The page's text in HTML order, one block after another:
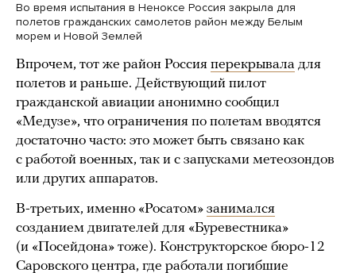
Во время испытания в Неноксе Россия закрыла для
полетов гражданских самолетов район между Белым
морем и Новой Землей
Впрочем, тот же район Россия перекрывала для
полетов и раньше. Действующий пилот
гражданской авиации анонимно сообщил
«Медузе», что ограничения по полетам вводятся
достаточно часто: это может быть связано как
с работой военных, так и с запусками метеозондов
или других аппаратов.
В-третьих, именно «Росатом» занимался
созданием двигателей для «Буревестника»
(и «Посейдона» тоже). Конструкторское бюро-12
Саровского центра, где работали погибшие